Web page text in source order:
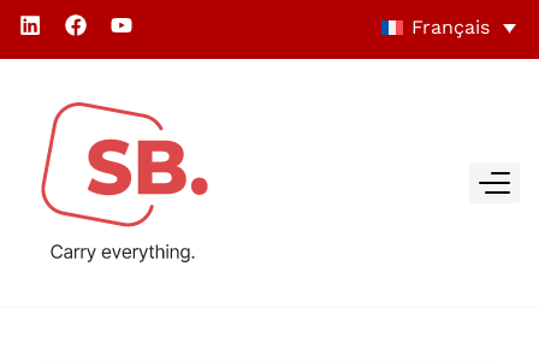
Français